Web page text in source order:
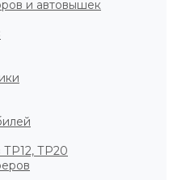
и автовышек
ТР12, ТР20